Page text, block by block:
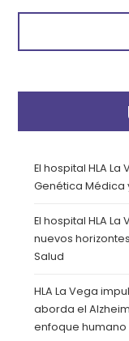
El hospital HLA
Genética Médica
El hospital HLA
nuevos
Salud
HLA La Vega
aborda el
enfoque humano